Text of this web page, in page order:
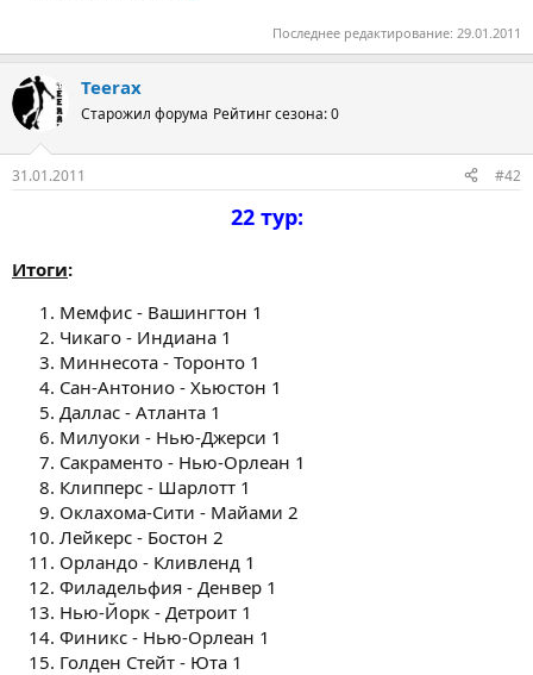
Последнее редактирование: 29.01.2011
Teerax
Старожил форума Рейтинг сезона: 0
31.01.2011 #42
22 тур:
Итоги:
Мемфис - Вашингтон 1
Чикаго - Индиана 1
Миннесота - Торонто 1
Сан-Антонио - Хьюстон 1
Даллас - Атланта 1
Милуоки - Нью-Джерси 1
Сакраменто - Нью-Орлеан 1
Клипперс - Шарлотт 1
Оклахома-Сити - Майами 2
Лейкерс - Бостон 2
Орландо - Кливленд 1
Филадельфия - Денвер 1
Нью-Йорк - Детроит 1
Финикс - Нью-Орлеан 1
Голден Стейт - Юта 1